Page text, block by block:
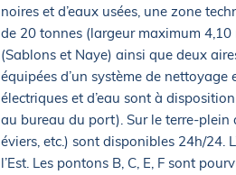
noires et d’eaux usées, une zone
de 20 tonnes (largeur maximum 4,10
(Sablons et Naye) ainsi que deux
équipées d’un système de
électriques et d’eau sont à
au bureau du port). Sur le terre-plein
éviers, etc.) sont disponibles 24h/24.
l’Est. Les pontons B, C, E, F sont